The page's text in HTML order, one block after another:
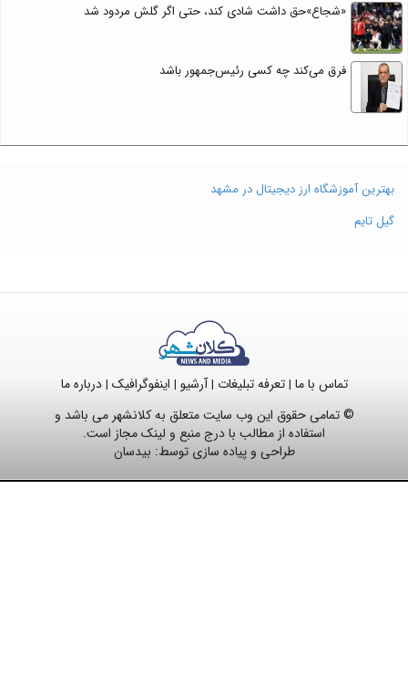
«شجاع»حق داشت شادی کند، حتی اگر گلش مردود شد
فرق می‌کند چه کسی رئیس‌جمهور باشد
بهترین آموزشگاه ارز دیجیتال در مشهد
گیل تایم
تماس با ما |تعرفه تبلیغات |آرشیو | اینفوگرافیک |درباره ما
© تمامی حقوق این وب سایت متعلق به کلانشهر می باشد و
استفاده از مطالب با درج منبع و لینک مجاز است.
طراحی و پیاده سازی توسط: بیدسان